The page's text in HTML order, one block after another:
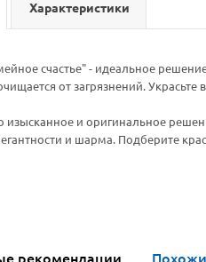
Характеристики
счастье" - идеальное
от загрязнений.
изысканное и оригинальное
и шарма. Подберите
рекомендации